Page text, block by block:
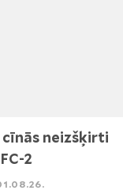
neizšķirti
2